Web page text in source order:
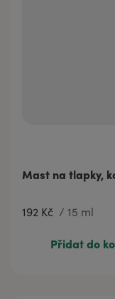
Mast na tlapky,
192 Kč / 15 ml
192 Kč
15
Přidat do